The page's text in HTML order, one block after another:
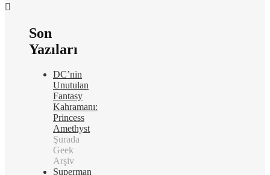
Son
Yazıları
DC’nin
Unutulan
Fantasy
Kahramanı:
Princess
Amethyst
Şurada
Geek
Arşiv
Superman